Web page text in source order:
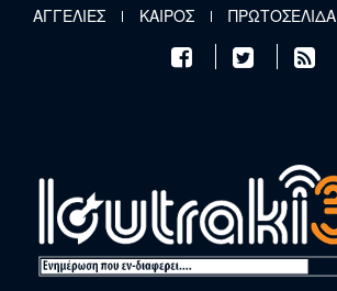
Παράκαμψη προς το κυρίως περιεχόμενο
ΑΓΓΕΛΙΕΣ ΚΑΙΡΟΣ ΠΡΩΤΟΣΕΛΙΔΑ